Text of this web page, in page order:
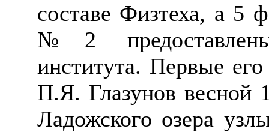
составе Физтеха, а 5
№2 предоставлены
института. Первые
П.Я. Глазунов весной
Ладожского озера